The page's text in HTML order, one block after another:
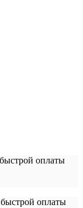
оплаты
оплаты